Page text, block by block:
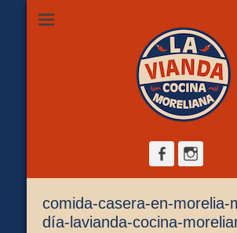
La
Camelinas sobre Ezequiel Calderón
Servicio para comer aquí, llevar
Facebook
comida-casera-en-morelia-
día-lavianda-cocina-